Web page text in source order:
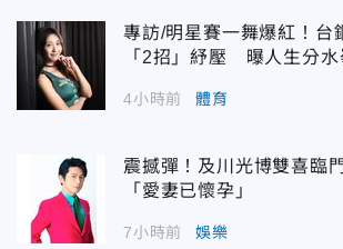
專訪/明星賽一舞爆紅！台
「2招」紓壓 曝人生分水
4小時前 體育
震撼彈！及川光博雙喜臨
「愛妻已懷孕」
7小時前 娛樂